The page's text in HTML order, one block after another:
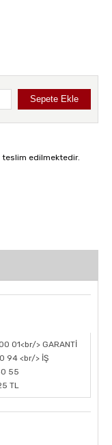
teslim edilmektedir.
01<br/> GARANTİ
94 <br/> İŞ
55
TL